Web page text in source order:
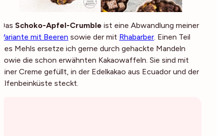
Das Schoko-Apfel-Crumble ist eine Abwandlung meiner
Variante mit Beeren sowie der mit Rhabarber. Einen Teil
des Mehls ersetze ich gerne durch gehackte Mandeln
sowie die schon erwähnten Kakaowaffeln. Sie sind mit
einer Creme gefüllt, in der Edelkakao aus Ecuador und der
Elfenbeinküste steckt.